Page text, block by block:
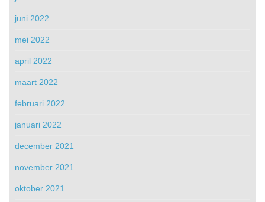
juni 2022
mei 2022
april 2022
maart 2022
februari 2022
januari 2022
december 2021
november 2021
oktober 2021